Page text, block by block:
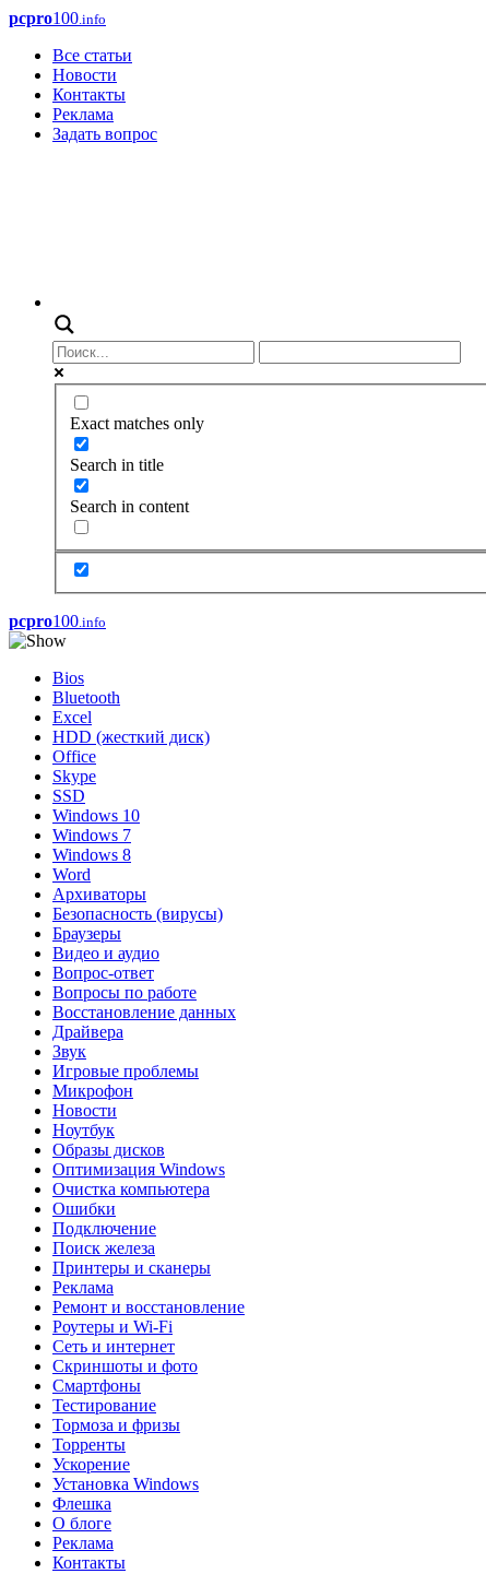
pcpro100.info
Все статьи
Новости
Контакты
Реклама
Задать вопрос
Exact matches only
Search in title
Search in content
pcpro100.info
Bios
Bluetooth
Excel
HDD (жесткий диск)
Office
Skype
SSD
Windows 10
Windows 7
Windows 8
Word
Архиваторы
Безопасность (вирусы)
Браузеры
Видео и аудио
Вопрос-ответ
Вопросы по работе
Восстановление данных
Драйвера
Звук
Игровые проблемы
Микрофон
Новости
Ноутбук
Образы дисков
Оптимизация Windows
Очистка компьютера
Ошибки
Подключение
Поиск железа
Принтеры и сканеры
Реклама
Ремонт и восстановление
Роутеры и Wi-Fi
Сеть и интернет
Скриншоты и фото
Смартфоны
Тестирование
Тормоза и фризы
Торренты
Ускорение
Установка Windows
Флешка
О блоге
Реклама
Контакты